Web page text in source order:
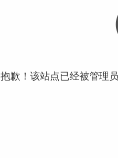
抱歉！该站点已经被管理